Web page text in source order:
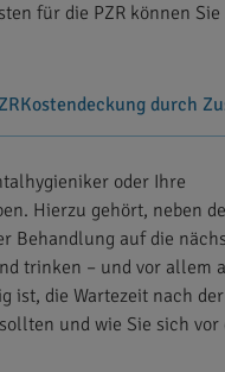
für die PZR können
Kostendeckung durch
oder Ihre
Hierzu gehört, neben
Behandlung auf die
trinken – und vor allem
ist, die Wartezeit nach der
und wie Sie sich vor